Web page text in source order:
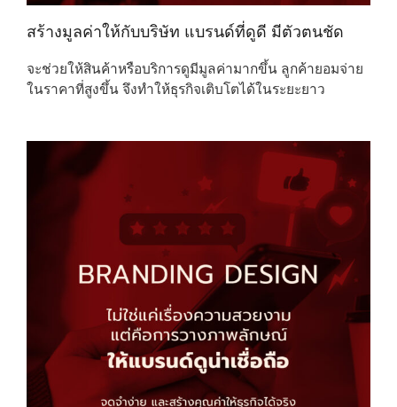
สร้างมูลค่าให้กับบริษัท แบรนด์ที่ดูดี มีตัวตนชัด
จะช่วยให้สินค้าหรือบริการดูมีมูลค่ามากขึ้น ลูกค้ายอมจ่าย
ในราคาที่สูงขึ้น จึงทำให้ธุรกิจเติบโตได้ในระยะยาว